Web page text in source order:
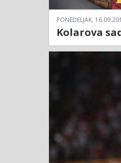
PONEDELJAK,
Kolarova